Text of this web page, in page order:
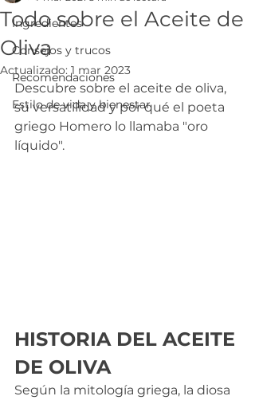
Ingredientes
Consejos y trucos
Recomendaciones
Estilo de vida y bienestar
Todo sobre el Aceite de
Oliva
Actualizado: 1 mar 2023
Descubre sobre el aceite de oliva,
su versatilidad y por qué el poeta
griego Homero lo llamaba "oro
líquido".
HISTORIA DEL ACEITE
DE OLIVA
Según la mitología griega, la diosa